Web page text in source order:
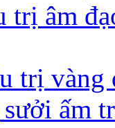
trị âm
trị vàng
ấm